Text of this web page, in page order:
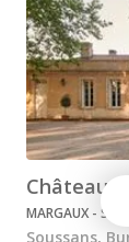
Bodegas y
Bodegas y
Bodegas y
Bodegas y
Bodegas y
Château
MARGAUX -
Soussans,